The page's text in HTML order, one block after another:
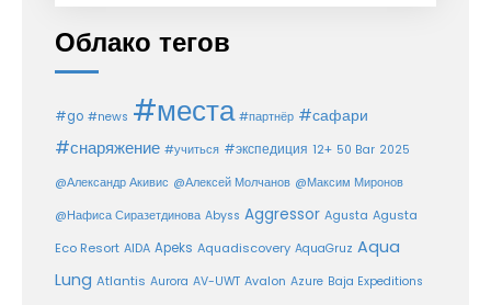
Облако тегов
#go #news #места #партнёр #сафари
#снаряжение #учиться #экспедиция 12+ 50 Bar 2025
@Александр Акивис @Алексей Молчанов @Максим Миронов
@Нафиса Сиразетдинова Abyss Aggressor Agusta Agusta
Eco Resort AIDA Apeks Aquadiscovery AquaGruz Aqua
Lung Atlantis Aurora AV-UWT Avalon Azure Baja Expeditions